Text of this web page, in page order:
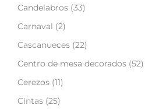
Candelabros (33)
Carnaval (2)
Cascanueces (22)
Centro de mesa decorados (52)
Cerezos (11)
Cintas (25)